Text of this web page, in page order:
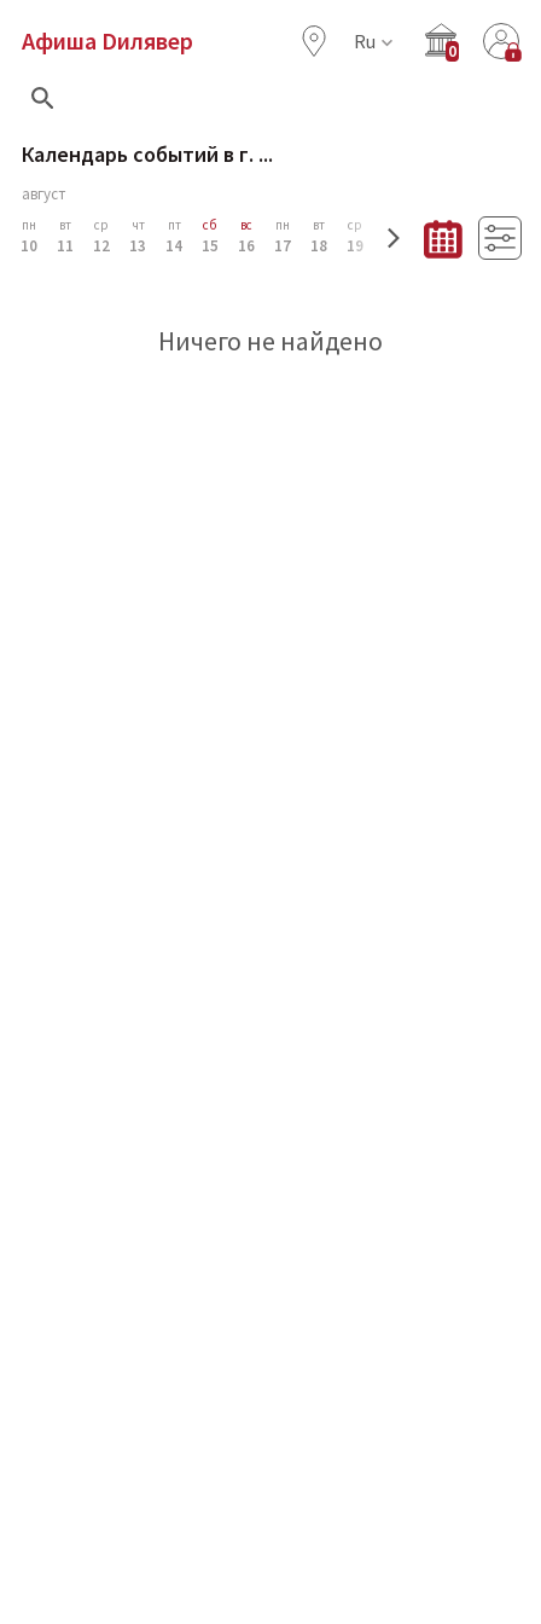
Афиша Dилявер Ru 0
Календарь событий в г. ...
август
пн
10
вт
11
ср
12
чт
13
пт
14
сб
15
вс
16
пн
17
вт
18
ср
19
чт
20
пт
21
сб вс
23
Ничего не найдено